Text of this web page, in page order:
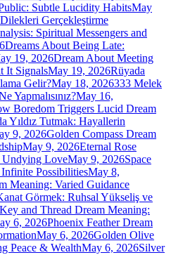
Subtle Lucidity HabitsMay
Gerçekleştirme
Spiritual Messengers and
Dreams About Being Late:
19, 2026Dream About Meeting
It SignalsMay 19, 2026Rüyada
Gelir?May 18, 2026333 Melek
Yapmalısınız?May 16,
Boredom Triggers Lucid Dream
Yıldız Tutmak: Hayallerin
9, 2026Golden Compass Dream
May 9, 2026Eternal Rose
Undying LoveMay 9, 2026Space
PossibilitiesMay 8,
Meaning: Varied Guidance
Görmek: Ruhsal Yükseliş ve
Key and Thread Dream Meaning:
6, 2026Phoenix Feather Dream
May 6, 2026Golden Olive
Peace & WealthMay 6, 2026Silver